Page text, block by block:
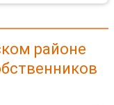
районе